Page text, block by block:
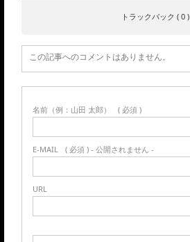
トラックバック ( 0 )
この記事へのコメントはありません。
名前（例：山田 太郎） ( 必須 )
E-MAIL ( 必須 ) - 公開されません -
URL